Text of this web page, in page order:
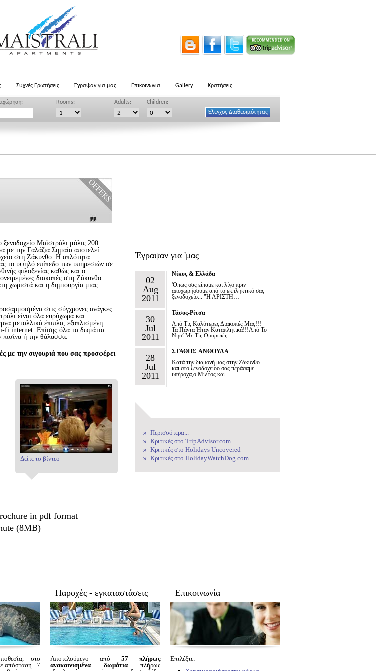
Συχνές Ερωτήσεις Έγραψαν για μας Επικοινωνία Gallery Κρατήσεις
Rooms: Adults: Children:
ξενοδοχείο Μαϊστράλι μόλις 200
με την Γαλάζια Σημαία αποτελεί
στη Ζάκυνθο. Η απλότητα
το υψηλό επίπεδο των υπηρεσιών σε
φιλοξενίας καθώς και ο
διακοπές στη Ζάκυνθο.
χωριστά και η δημιουργία μιας
στις σύγχρονες ανάγκες
είναι όλα ευρύχωρα και
μεταλλικά έπιπλα, εξοπλισμένη
fi internet. Επίσης όλα τα δωμάτια
πισίνα ή την θάλασσα.
με την σιγουριά που σας προσφέρει
in pdf format
(8MB)
Δείτε το βίντεο
Έγραψαν για 'μας
02
Aug
2011
Νίκος & Ελλάδα
'Οπως σας είπαμε και λίγο πριν
αποχωρήσουμε από το εκπληκτικό σας
ξενοδοχείο... "Η ΑΡΙΣΤΗ…
30
Jul
2011
Τάσος-Ρίτσα
Από Τις Καλύτερες Διακοπές Μας!!!
Τα Πάντα Ήταν Καταπλητικά!!!Από Το
Νησί Με Τις Ομορφιές…
28
Jul
2011
ΣΤΑΘΗΣ-ΑΝΘΟΥΛΑ
Κατά την διαμονή μας στην Ζάκυνθο
και στο ξενοδοχείοο σας περάσαμε
υπέροχα,ο Μίλτος και…
Περισσότερα...
Κριτικές στο TripAdvisor.com
Κριτικές στο Holidays Uncovered
Κριτικές στο HolidayWatchDog.com
στο
απόσταση 7
Παροχές - εγκαταστάσεις
Αποτελούμενο από 57 πλήρως
ανακαινισμένα δωμάτιαπλήρως
Επικοινωνία
Επιλέξτε: